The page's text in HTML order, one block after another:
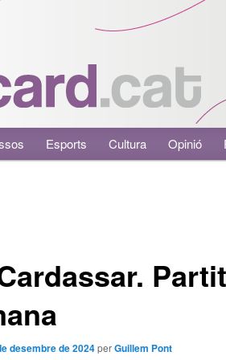
Esports Cultura Opinió
desembre de 2024perGuillem Pont